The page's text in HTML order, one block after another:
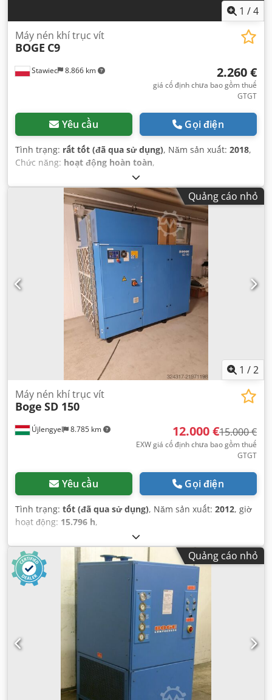
1 /4
Stawiec 8.866 km
Máy nén khí trục vít
BOGE C9
2.260 €
giá cố định chưa bao gồm thuế
GTGT
Yêu cầu Gọi điện
Tình trạng: rất tốt (đã qua sử dụng), Năm sản xuất: 2018,
Chức năng: hoạt động hoàn toàn,
Quảng cáo nhỏ
1 /2
Újlengyel 8.785 km
Máy nén khí trục vít
Boge SD 150
12.000 €15.000 €
EXW giá cố định chưa bao gồm thuế
GTGT
Yêu cầu Gọi điện
Tình trạng: tốt (đã qua sử dụng), Năm sản xuất: 2012, giờ
hoạt động: 15.796 h,
Quảng cáo nhỏ